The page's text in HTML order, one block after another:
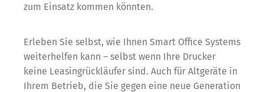
zum Einsatz kommen könnten.
Erleben Sie selbst, wie Ihnen Smart Office Systems
weiterhelfen kann – selbst wenn Ihre Drucker
keine Leasingrückläufer sind. Auch für Altgeräte in
Ihrem Betrieb, die Sie gegen eine neue Generation